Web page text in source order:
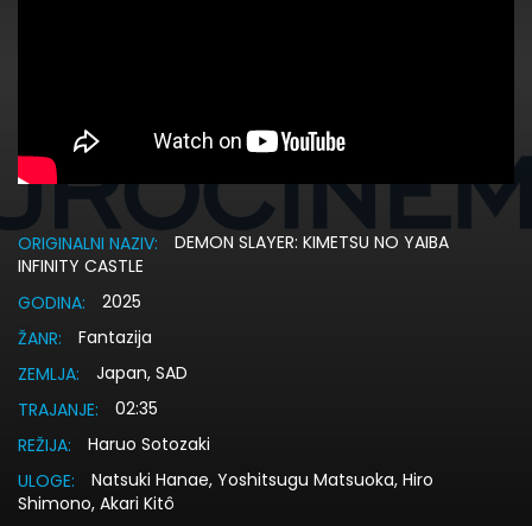
ORIGINALNI NAZIV:
DEMON SLAYER: KIMETSU NO YAIBA
INFINITY CASTLE
GODINA:
2025
ŽANR:
Fantazija
ZEMLJA:
Japan, SAD
TRAJANJE:
02:35
REŽIJA:
Haruo Sotozaki
ULOGE:
Natsuki Hanae, Yoshitsugu Matsuoka, Hiro
Shimono, Akari Kitô